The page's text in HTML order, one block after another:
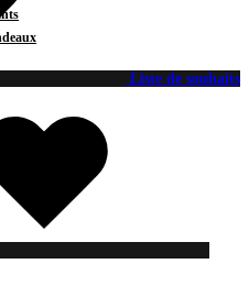
Liste de souhaits